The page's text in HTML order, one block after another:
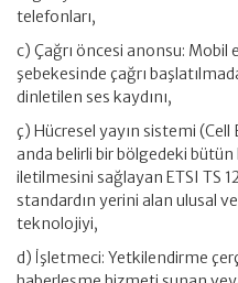
telefonları,
c) Çağrı öncesi anonsu:
şebekesinde çağrı
dinletilen ses kaydını,
ç) Hücresel yayın sistemi
anda belirli bir bölgedeki bütün
iletilmesini sağlayan ETSI TS
standardın yerini alan ulusal
teknolojiyi,
d) İşletmeci: Yetkilendirme